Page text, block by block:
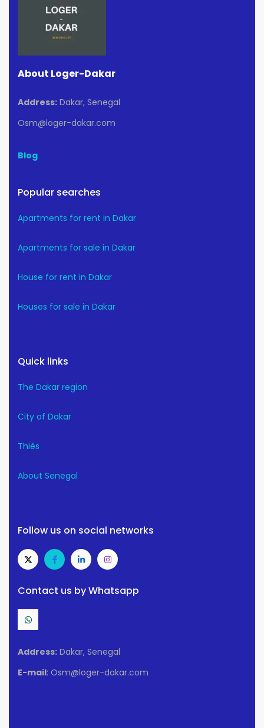
About Loger-Dakar
Address: Dakar, Senegal
Osm@loger-dakar.com
Blog
Popular searches
Apartments for rent in Dakar
Apartments for sale in Dakar
House for rent in Dakar
Houses for sale in Dakar
Quick links
The Dakar region
City of Dakar
Thiès
About Senegal
Follow us on social networks
Contact us by Whatsapp
Address: Dakar, Senegal
E-mail: Osm@loger-dakar.com